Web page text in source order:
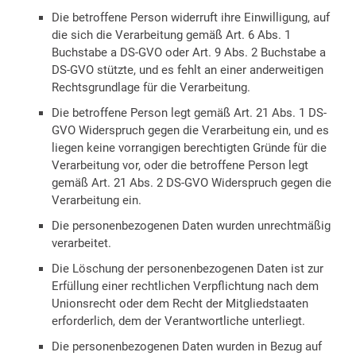
Die betroffene Person widerruft ihre Einwilligung, auf
die sich die Verarbeitung gemäß Art. 6 Abs. 1
Buchstabe a DS-GVO oder Art. 9 Abs. 2 Buchstabe a
DS-GVO stützte, und es fehlt an einer anderweitigen
Rechtsgrundlage für die Verarbeitung.
Die betroffene Person legt gemäß Art. 21 Abs. 1 DS-
GVO Widerspruch gegen die Verarbeitung ein, und es
liegen keine vorrangigen berechtigten Gründe für die
Verarbeitung vor, oder die betroffene Person legt
gemäß Art. 21 Abs. 2 DS-GVO Widerspruch gegen die
Verarbeitung ein.
Die personenbezogenen Daten wurden unrechtmäßig
verarbeitet.
Die Löschung der personenbezogenen Daten ist zur
Erfüllung einer rechtlichen Verpflichtung nach dem
Unionsrecht oder dem Recht der Mitgliedstaaten
erforderlich, dem der Verantwortliche unterliegt.
Die personenbezogenen Daten wurden in Bezug auf